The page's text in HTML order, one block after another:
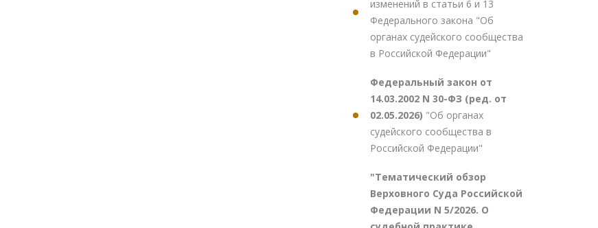
изменений в статьи 6 и 13
Федерального закона "Об
органах судейского сообщества
в Российской Федерации"
Федеральный закон от
14.03.2002 N 30-ФЗ (ред. от
02.05.2026) "Об органах
судейского сообщества в
Российской Федерации"
"Тематический обзор
Верховного Суда Российской
Федерации N 5/2026. О